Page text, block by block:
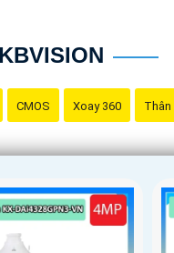
CMOS Xoay 360 Thân